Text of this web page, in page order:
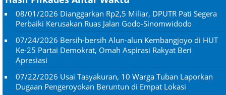
08/01/2026 Dianggarkan Rp2,5 Miliar, DPUTR Pati Segera
Perbaiki Kerusakan Ruas Jalan Godo-Sinomwidodo
07/24/2026 Bersih-bersih Alun-alun Kembangjoyo di HUT
Ke-25 Partai Demokrat, Omah Aspirasi Rakyat Beri
Apresiasi
07/22/2026 Usai Tasyakuran, 10 Warga Tuban Laporkan
Dugaan Pengeroyokan Beruntun di Empat Lokasi